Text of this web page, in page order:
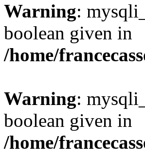
Warning:
boolean given in
/home/
Warning:
boolean given in
/home/